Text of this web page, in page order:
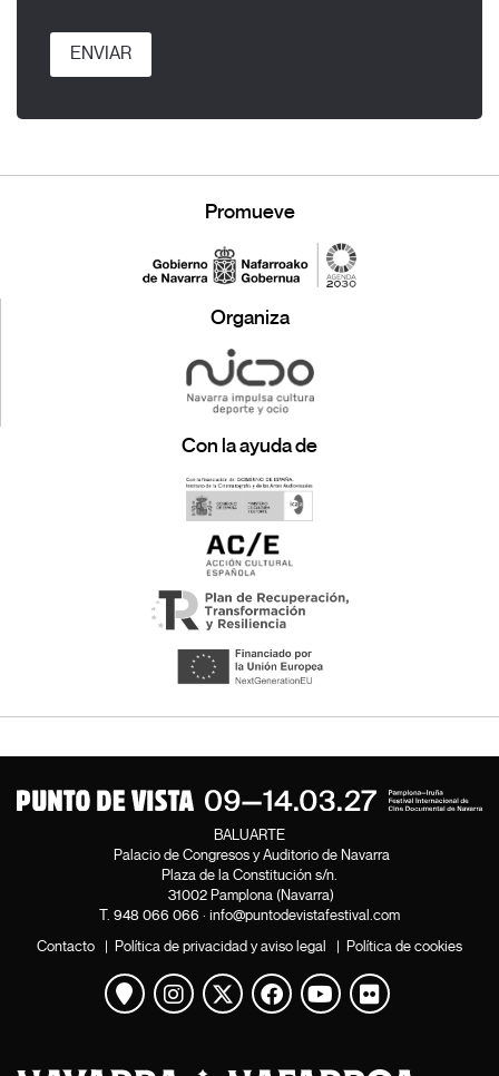
ENVIAR
Promueve
Organiza
Con la ayuda de
BALUARTE
Palacio de Congresos y Auditorio de Navarra
Plaza de la Constitución s/n.
31002 Pamplona (Navarra)
T. 948 066 066 · info@puntodevistafestival.com
Contacto | Política de privacidad y aviso legal | Política de cookies
Ver mapa
Instagram
Twitter
Facebook
Youtube
Flickr